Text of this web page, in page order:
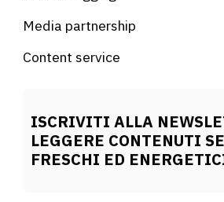
Media partnership
Content service
ISCRIVITI ALLA
LEGGERE CONTENUTI
FRESCHI ED